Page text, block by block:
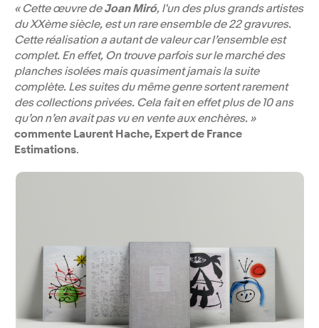
« Cette œuvre deJoan Miró, l'un des plus grands artistes
du XXème siècle, est un rare ensemble de 22 gravures.
Cette réalisation a autant de valeur car l’ensemble est
complet. En effet, On trouve parfois sur le marché des
planches isolées mais quasiment jamais la suite
complète. Les suites du même genre sortent rarement
des collections privées. Cela fait en effet plus de 10 ans
qu’on n’en avait pas vu en vente aux enchères. »
commente Laurent Hache, Expert de France
Estimations.